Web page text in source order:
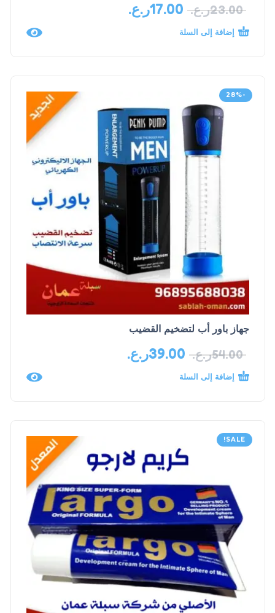
23.00ر.ع. 17.00ر.ع.
إضافة إلى السلة
-28%
جهاز باور أب لتضخيم القضيب
54.00ر.ع. 39.00ر.ع.
إضافة إلى السلة
SALE!